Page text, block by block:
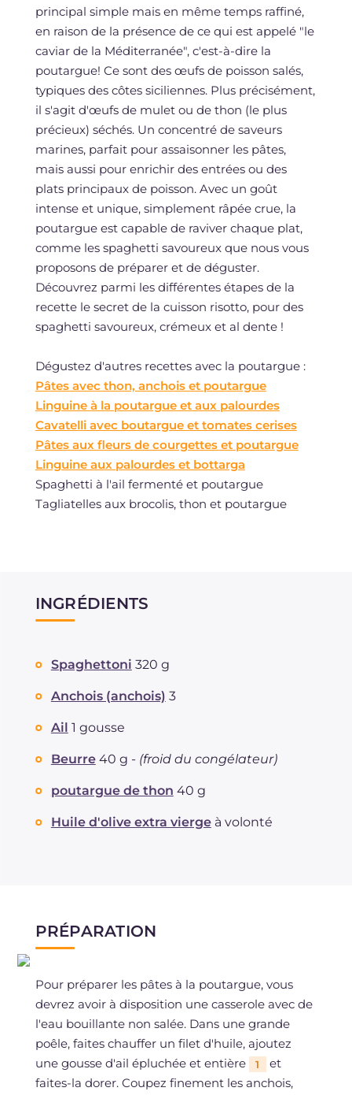
principal simple mais en même temps raffiné,
en raison de la présence de ce qui est appelé "le
caviar de la Méditerranée", c'est-à-dire la
poutargue! Ce sont des œufs de poisson salés,
typiques des côtes siciliennes. Plus précisément,
il s'agit d'œufs de mulet ou de thon (le plus
précieux) séchés. Un concentré de saveurs
marines, parfait pour assaisonner les pâtes,
mais aussi pour enrichir des entrées ou des
plats principaux de poisson. Avec un goût
intense et unique, simplement râpée crue, la
poutargue est capable de raviver chaque plat,
comme les spaghetti savoureux que nous vous
proposons de préparer et de déguster.
Découvrez parmi les différentes étapes de la
recette le secret de la cuisson risotto, pour des
spaghetti savoureux, crémeux et al dente !
Dégustez d'autres recettes avec la poutargue :
Pâtes avec thon, anchois et poutargue
Linguine à la poutargue et aux palourdes
Cavatelli avec boutargue et tomates cerises
Pâtes aux fleurs de courgettes et poutargue
Linguine aux palourdes et bottarga
Spaghetti à l'ail fermenté et poutargue
Tagliatelles aux brocolis, thon et poutargue
INGRÉDIENTS
Spaghettoni 320 g
Anchois (anchois) 3
Ail 1 gousse
Beurre 40 g - (froid du congélateur)
poutargue de thon 40 g
Huile d'olive extra vierge à volonté
PRÉPARATION
Pour préparer les pâtes à la poutargue, vous
devrez avoir à disposition une casserole avec de
l'eau bouillante non salée. Dans une grande
poêle, faites chauffer un filet d'huile, ajoutez
une gousse d'ail épluchée et entière
1
et
faites-la dorer. Coupez finement les anchois,